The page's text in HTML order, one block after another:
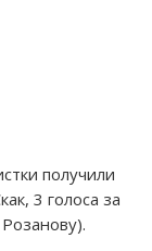
получили
3 голоса за